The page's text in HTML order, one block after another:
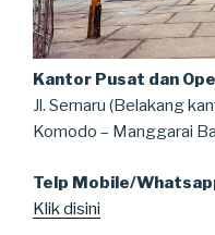
Kantor Pusat dan
Jl. Sernaru (Belakang
Komodo – Manggarai
Telp Mobile/
Klik disini